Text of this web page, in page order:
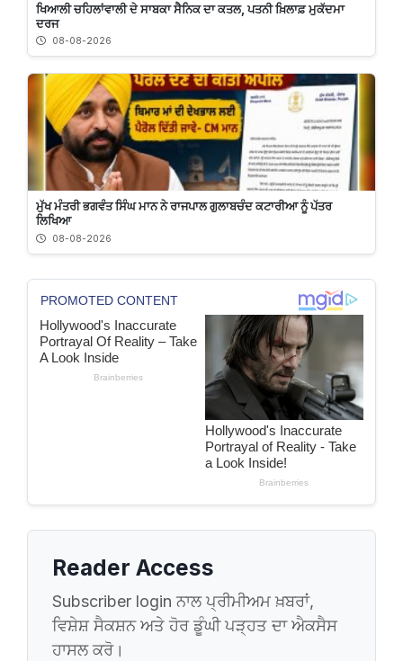
ਖਿਆਲੀ ਚਹਿਲਾਂਵਾਲੀ ਦੇ ਸਾਬਕਾ ਸੈਨਿਕ ਦਾ ਕਤਲ, ਪਤਨੀ ਖ਼ਿਲਾਫ਼ ਮੁਕੱਦਮਾ
ਦਰਜ
08-08-2026
ਮੁੱਖ ਮੰਤਰੀ ਭਗਵੰਤ ਸਿੰਘ ਮਾਨ ਨੇ ਰਾਜਪਾਲ ਗੁਲਾਬਚੰਦ ਕਟਾਰੀਆ ਨੂੰ ਪੱਤਰ
ਲਿਖਿਆ
08-08-2026
Reader Access
Subscriber login ਨਾਲ ਪ੍ਰੀਮੀਅਮ ਖ਼ਬਰਾਂ,
ਵਿਸ਼ੇਸ਼ ਸੈਕਸ਼ਨ ਅਤੇ ਹੋਰ ਡੂੰਘੀ ਪੜ੍ਹਤ ਦਾ ਐਕਸੈਸ
ਹਾਸਲ ਕਰੋ।